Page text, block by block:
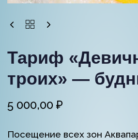
Тариф
троих» —
5 000,00 ₽
Посещение всех зон